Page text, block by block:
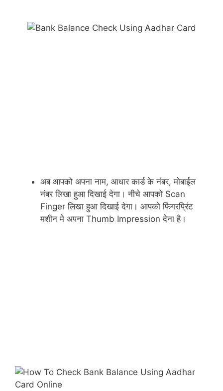
अब आपको अपना नाम, आधार कार्ड के नंबर, मोबाईल
नंबर लिखा हुआ दिखाई देगा। नीचे आपको Scan
Finger लिखा हुआ दिखाई देगा। आपको फिंगरप्रिंट
मशीन मे अपना Thumb Impression देना है।